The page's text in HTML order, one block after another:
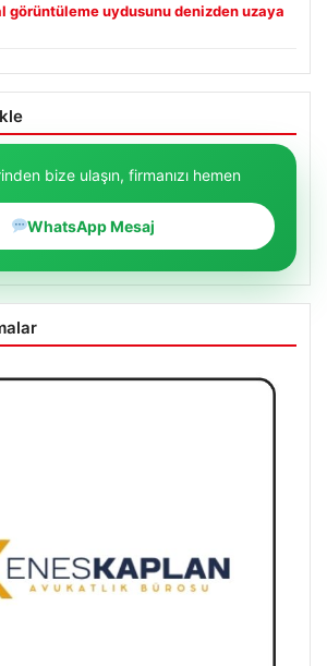
görüntüleme uydusunu denizden uzaya
bize ulaşın, firmanızı hemen
WhatsApp Mesaj